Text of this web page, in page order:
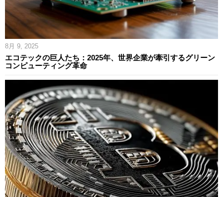
8月 9, 2025
エコテックの巨人たち：2025年、世界企業が牽引するグリーン
コンピューティング革命